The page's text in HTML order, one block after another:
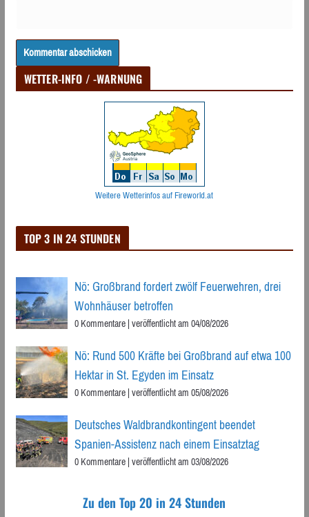
WETTER-INFO / -WARNUNG
Weitere Wetterinfos auf Fireworld.at
TOP 3 IN 24 STUNDEN
Nö: Großbrand fordert zwölf Feuerwehren, drei
Wohnhäuser betroffen
0 Kommentare|veröffentlicht am 04/08/2026
Nö: Rund 500 Kräfte bei Großbrand auf etwa 100
Hektar in St. Egyden im Einsatz
0 Kommentare|veröffentlicht am 05/08/2026
Deutsches Waldbrandkontingent beendet
Spanien-Assistenz nach einem Einsatztag
0 Kommentare|veröffentlicht am 03/08/2026
Zu den Top 20 in 24 Stunden